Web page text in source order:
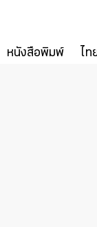
หนังสือพิมพ์ ไท